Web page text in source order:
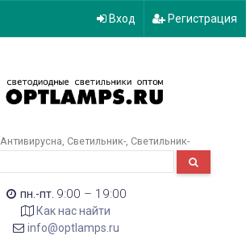
Вход Регистрация
Антивирусна Светильник- Светильник-
пн.-пт. 9:00 – 19:00
Как нас найти
info@optlamps.ru